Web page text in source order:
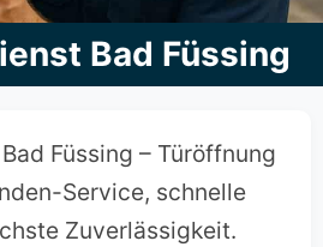
Bad Füssing
Füssing – Türöffnung
Service, schnelle
Zuverlässigkeit.